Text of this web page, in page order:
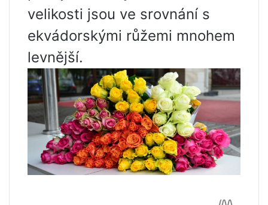
velikosti jsou ve srovnání s
ekvádorskými růžemi mnohem
levnější.